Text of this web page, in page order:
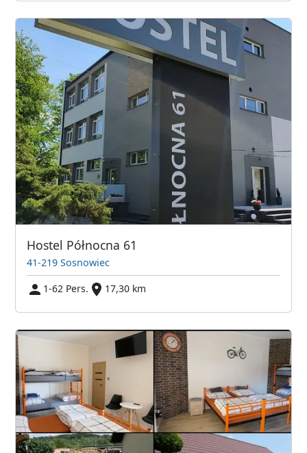
Hostel Północna 61
41-219 Sosnowiec
1-62 Pers.
17,30 km